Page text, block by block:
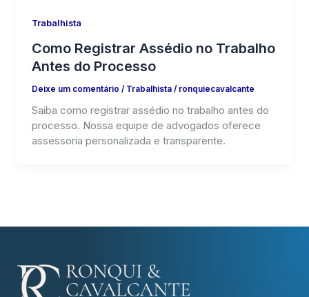
Trabalhista
Como Registrar Assédio no Trabalho
Antes do Processo
Deixe um comentário / Trabalhista/ ronquiecavalcante
Saiba como registrar assédio no trabalho antes do
processo. Nossa equipe de advogados oferece
assessoria personalizada e transparente.